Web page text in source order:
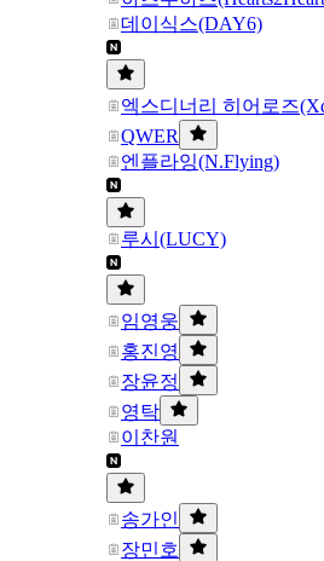
데이식스(DAY6)
엑스디너리 히어로즈
QWER
엔플라잉(N.Flying)
루시(LUCY)
임영웅
홍진영
장윤정
영탁
이찬원
송가인
장민호